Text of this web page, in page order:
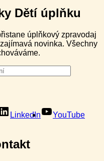
Dětí úplňku
úplňkový zpravodaj
novinka. Všechny
LinkedIn YouTube